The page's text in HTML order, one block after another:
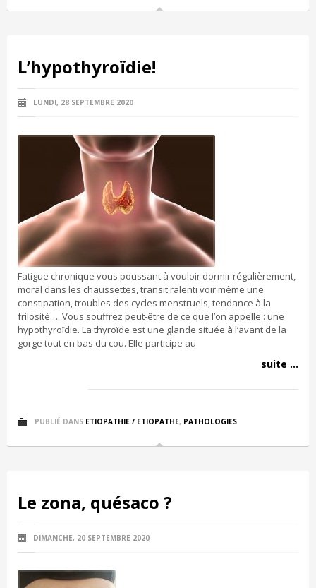
L’hypothyroïdie!
LUNDI, 28 SEPTEMBRE 2020
Fatigue chronique vous poussant à vouloir dormir régulièrement,
moral dans les chaussettes, transit ralenti voir même une
constipation, troubles des cycles menstruels, tendance à la
frilosité…. Vous souffrez peut-être de ce que l’on appelle : une
hypothyroïdie. La thyroïde est une glande située à l’avant de la
gorge tout en bas du cou. Elle participe au
suite ...
PUBLIÉ DANS ETIOPATHIE / ETIOPATHE, PATHOLOGIES
Le zona, quésaco ?
DIMANCHE, 20 SEPTEMBRE 2020